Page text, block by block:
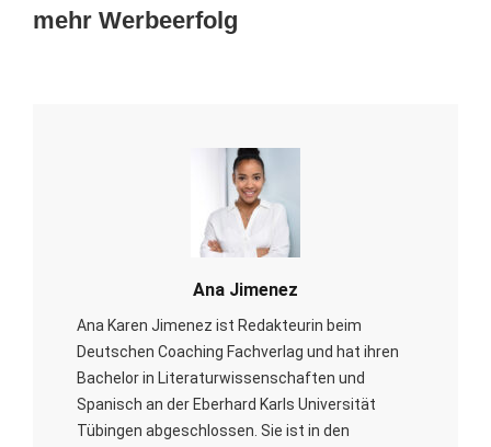
mehr Werbeerfolg
Ana Jimenez
Ana Karen Jimenez ist Redakteurin beim
Deutschen Coaching Fachverlag und hat ihren
Bachelor in Literaturwissenschaften und
Spanisch an der Eberhard Karls Universität
Tübingen abgeschlossen. Sie ist in den